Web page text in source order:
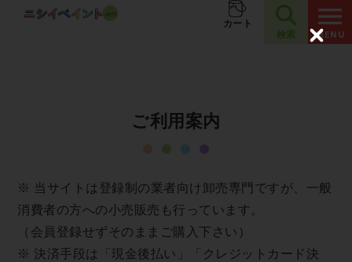
お知らせ 夏季休業のお知らせ
カート
検索
ご利用案内
※ 当サイトは登録制の業者向け卸売専門ですが、一般
消費者の方への小売販売も行っています。
（会員登録せずそのままご購入下さい）
※ 決済手段は「現金後払い」「クレジットカード決
C